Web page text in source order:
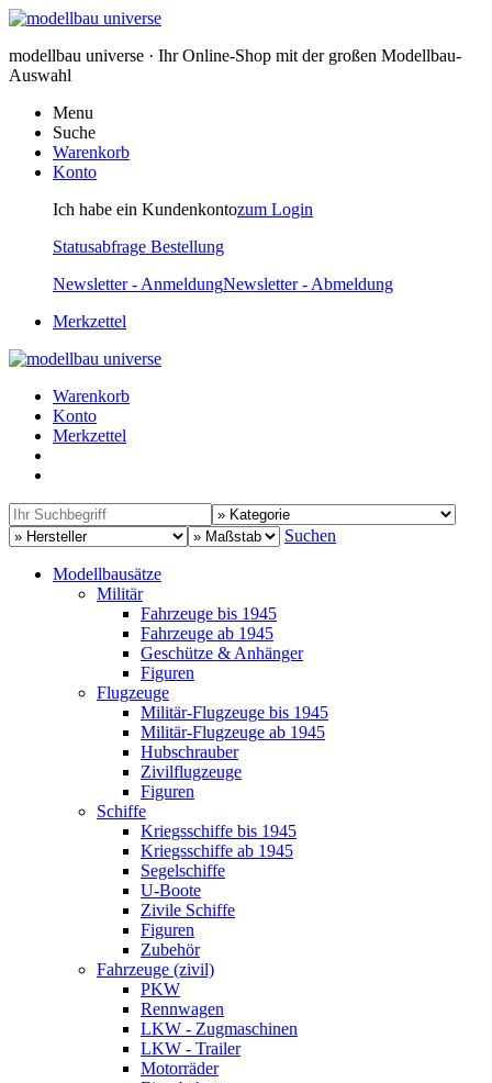
modellbau universe · Ihr Online-Shop mit der großen Modellbau-
Auswahl
Menu
Suche
Warenkorb
Konto
Ich habe ein Kundenkontozum Login
Statusabfrage Bestellung
Newsletter - AnmeldungNewsletter - Abmeldung
Merkzettel
Warenkorb
Konto
Merkzettel
Suchen
Modellbausätze
Militär
Fahrzeuge bis 1945
Fahrzeuge ab 1945
Geschütze & Anhänger
Figuren
Flugzeuge
Militär-Flugzeuge bis 1945
Militär-Flugzeuge ab 1945
Hubschrauber
Zivilflugzeuge
Figuren
Schiffe
Kriegsschiffe bis 1945
Kriegsschiffe ab 1945
Segelschiffe
U-Boote
Zivile Schiffe
Figuren
Zubehör
Fahrzeuge (zivil)
PKW
Rennwagen
LKW - Zugmaschinen
LKW - Trailer
Motorräder